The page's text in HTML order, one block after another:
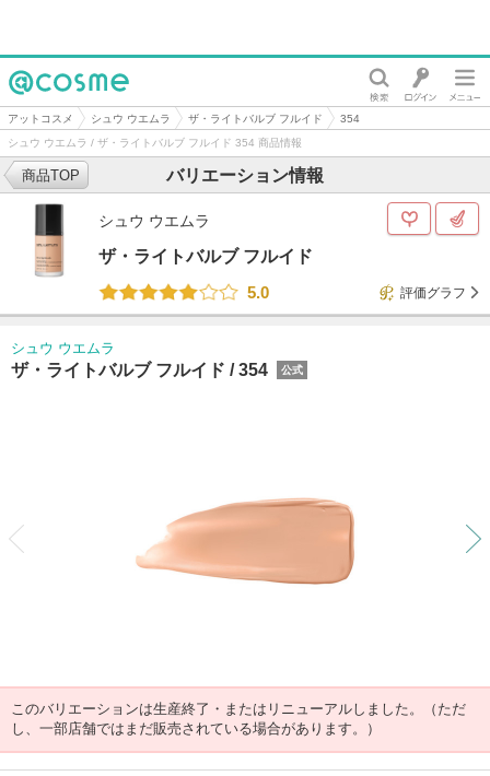
@cosme
アットコスメ シュウ ウエムラ ザ・ライトバルブ フルイド
354
シュウ ウエムラ / ザ・ライトバルブ フルイド 354 商品情報
バリエーション情報
商品TOP
シュウ ウエムラ
ザ・ライトバルブ フルイド
5.0
評価グラフ
シュウ ウエムラ
ザ・ライトバルブ フルイド /354 公式
このバリエーションは生産終了・またはリニューアルしました。（ただ
し、一部店舗ではまだ販売されている場合があります。）